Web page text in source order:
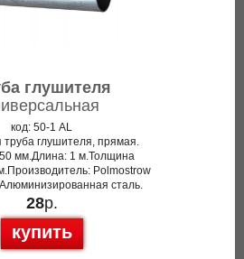
глушителя
код: 50-1 AL
труба глушителя, прямая.
мм.Длина: 1 м.Толщина
Polmostrow
сталь.
28р.
купить